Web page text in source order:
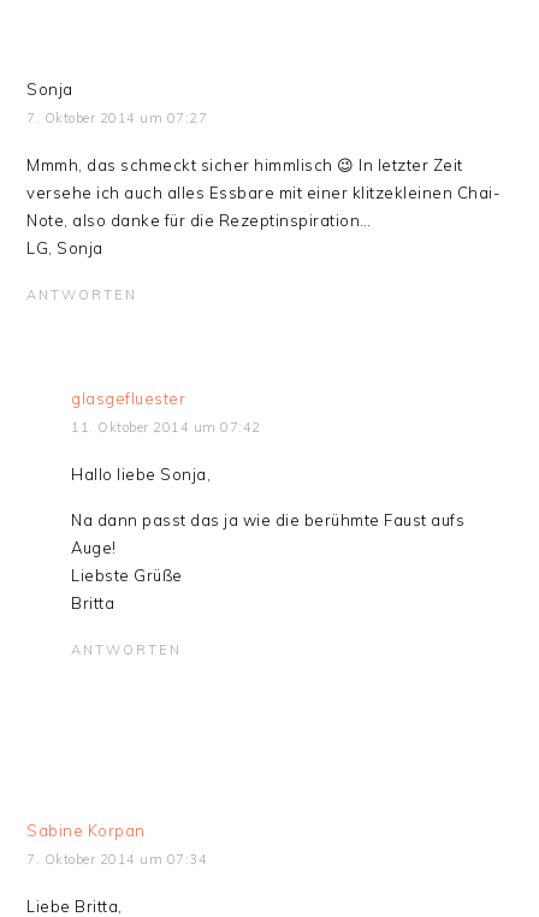
Sonja
7. Oktober 2014 um 07:27
Mmmh, das schmeckt sicher himmlisch 😉 In letzter Zeit
versehe ich auch alles Essbare mit einer klitzekleinen Chai-
Note, also danke für die Rezeptinspiration…
LG, Sonja
ANTWORTEN
glasgefluester
11. Oktober 2014 um 07:42
Hallo liebe Sonja,
Na dann passt das ja wie die berühmte Faust aufs
Auge!
Liebste Grüße
Britta
ANTWORTEN
Sabine Korpan
7. Oktober 2014 um 07:34
Liebe Britta,